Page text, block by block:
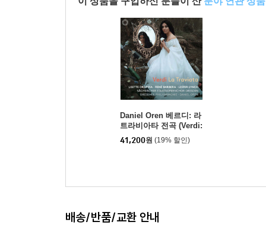
Daniel Oren 베르디: 라
트라비아타 전곡 (Verdi:
La Traviata)
41,200원 (19% 할인)
배송/반품/교환 안내